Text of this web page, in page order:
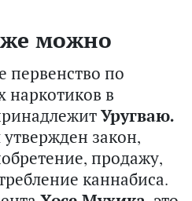
можно
по
наркотиков в
Уругваю.
закон,
продажу,
каннабиса.